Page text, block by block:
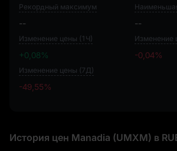
Рекордный максимум
-- --
Изменение цены (1Ч)
+0,08%
Изменение
-0,04%
Изменение цены (7Д)
-49,55%
История цен Manadia (UMXM) в